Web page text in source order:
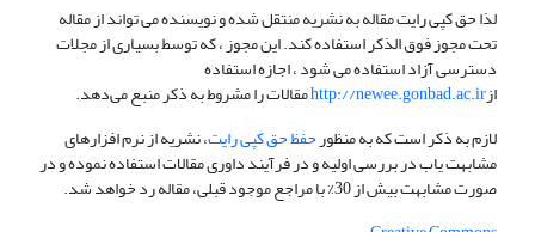
لذا حق کپی رایت مقاله به نشریه منتقل شده و نویسنده می تواند از مقاله
تحت مجوز فوق الذکر استفاده کند. این مجوز ، که توسط بسیاری از مجلات
دسترسی آزاد استفاده می شود ، اجازه استفاده
ازhttp://newee.gonbad.ac.irمقالات را مشروط به ذکر منبع می‌دهد.
لازم به ذکر است که به منظورحفظ حق کپی رایت، نشریه از نرم افزارهای
مشابهت یاب در بررسی اولیه و در فرآیند داوری مقالات استفاده نموده و در
صورت مشابهت بیش از 30% با مراجع موجود قبلی، مقاله رد خواهد شد.